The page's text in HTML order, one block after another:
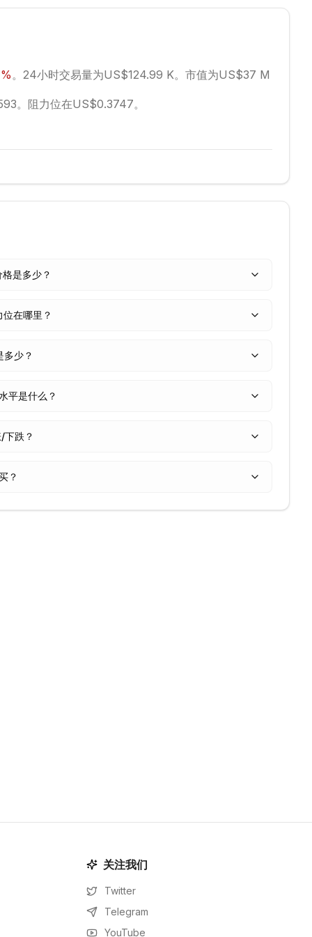
%。 24小时交易量为US$124.99 K。 市值为US$37 M
。 阻力位在US$0.3747。
是多少？
在哪里？
少？
平是什么？
跌？
？
关注我们
Twitter
Telegram
YouTube